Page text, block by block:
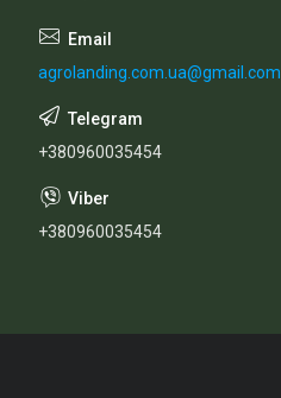
agrolanding.com.ua@gmail.com
+380960035454
+380960035454